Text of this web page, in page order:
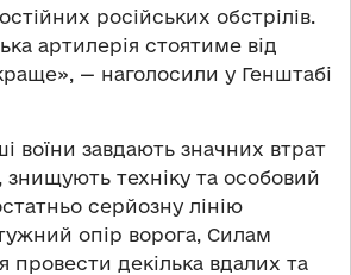
російських обстрілів.
артилерія стоятиме від
— наголосили у Генштабі
воїни завдають значних втрат
техніку та особовий
серйозну лінію
опір ворога, Силам
провести декілька вдалих та